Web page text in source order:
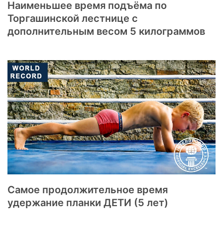
Наименьшее время подъёма по
Торгашинской лестнице с
дополнительным весом 5 килограммов
Самое продолжительное время
удержание планки ДЕТИ (5 лет)